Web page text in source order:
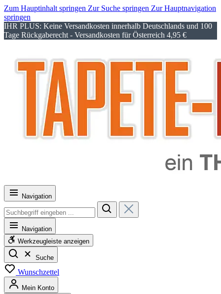
Zum Hauptinhalt springen Zur Suche springen Zur Hauptnavigation
springen
IHR PLUS: Keine Versandkosten innerhalb Deutschlands und 100
Tage Rückgaberecht - Versandkosten für Österreich 4,95 €
Navigation
Navigation
Werkzeugleiste anzeigen
Suche
Wunschzettel
Mein Konto